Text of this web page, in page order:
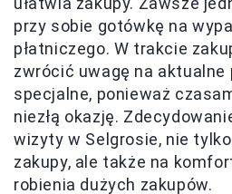
przy sobie gotówkę na
płatniczego. W trakcie
zwrócić uwagę na
specjalne, ponieważ
niezłą okazję.
wizyty w Selgrosie, nie
zakupy, ale także na
robienia dużych zakupów.